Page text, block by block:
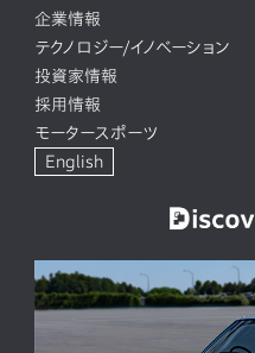
企業情報
テクノロジー/イノベーション
投資家情報
採用情報
モータースポーツ
English